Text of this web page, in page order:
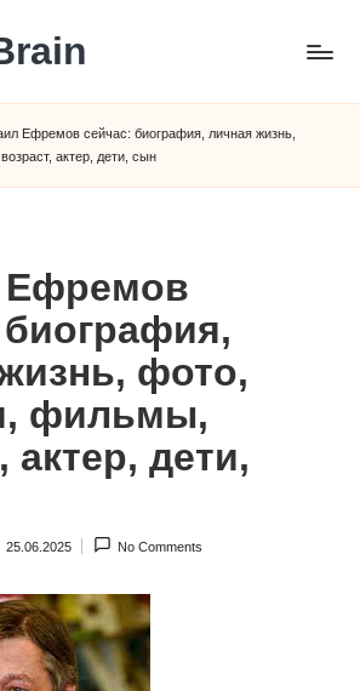
Ефремов сейчас: биография, личная жизнь,
актер, дети, сын
Ефремов
фото,
фильмы,
актер, дети,
25.06.2025 No Comments